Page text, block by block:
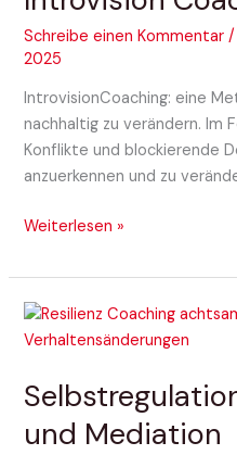
Schreibe einen Kommentar
2025
IntrovisionCoaching: eine
nachhaltig zu verändern. Im
Konflikte und blockierende
anzuerkennen und zu
Weiterlesen »
und Mediation
Selbstregulation
in
und